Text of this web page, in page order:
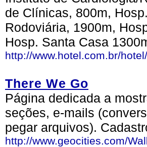
de Clínicas, 800m,
Rodoviária, 1900m,
Hosp. Santa Casa
http://www.hotel.com.br/
There We Go
Página dedicada a
seções, e-mails
pegar arquivos).
http://www.geocities.com/